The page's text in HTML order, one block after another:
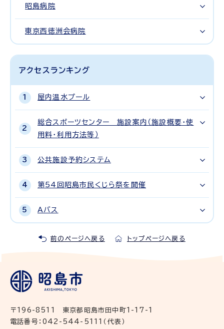
昭島病院
東京西徳洲会病院
アクセスランキング
屋内温水プール
総合スポーツセンター 施設案内（施設概要・使
用料・利用方法等）
公共施設予約システム
第54回昭島市民くじら祭を開催
Aバス
前のページへ戻る トップページへ戻る
〒196-8511 東京都昭島市田中町1-17-1
電話番号：042-544-5111（代表）